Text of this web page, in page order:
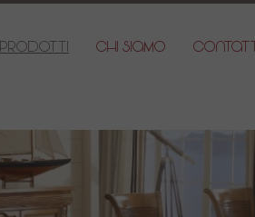
Prodotti Chi Siamo Contatti